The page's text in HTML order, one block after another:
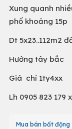
Xung quanh
phố khoảng 15p
Dt 5x23..112m2
Hướng tây bắc
Giá chỉ 1ty4xx
Lh 0905 823
Mua bán bất động